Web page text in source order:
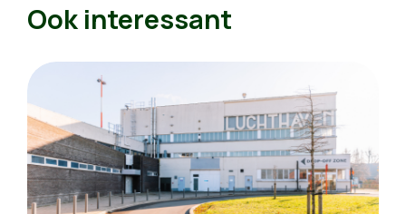
Ook interessant